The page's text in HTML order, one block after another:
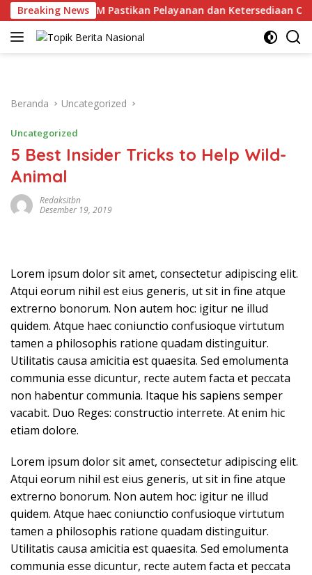
Langsung
ke
konten
Breaking News
dan BPOM Pastikan Pelayanan dan Ketersediaan Obat
Beranda Uncategorized
Uncategorized
5 Best Insider Tricks to Help Wild-
Animal
Redaksitbn
Desember 19, 2019
Lorem ipsum dolor sit amet, consectetur adipiscing elit.
Atqui eorum nihil est eius generis, ut sit in fine atque
extrerno bonorum. Non autem hoc: igitur ne illud
quidem. Atque haec coniunctio confusioque virtutum
tamen a philosophis ratione quadam distinguitur.
Utilitatis causa amicitia est quaesita. Sed emolumenta
communia esse dicuntur, recte autem facta et peccata
non habentur communia. Itaque his sapiens semper
vacabit. Duo Reges: constructio interrete. At enim hic
etiam dolore.
Lorem ipsum dolor sit amet, consectetur adipiscing elit.
Atqui eorum nihil est eius generis, ut sit in fine atque
extrerno bonorum. Non autem hoc: igitur ne illud
quidem. Atque haec coniunctio confusioque virtutum
tamen a philosophis ratione quadam distinguitur.
Utilitatis causa amicitia est quaesita. Sed emolumenta
communia esse dicuntur, recte autem facta et peccata